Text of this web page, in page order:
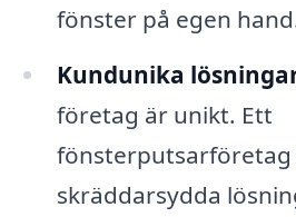
fönster på egen
Kundunika
företag är unikt. Ett
fönsterputsarföretag
skräddarsydda